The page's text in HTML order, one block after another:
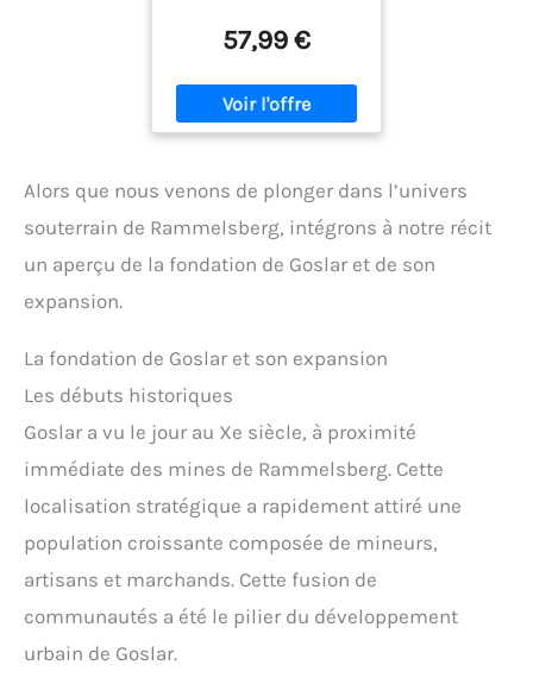
57,99 €
Alors que nous venons de plonger dans l’univers
souterrain de Rammelsberg, intégrons à notre récit
un aperçu de la fondation de Goslar et de son
expansion.
La fondation de Goslar et son expansion
Les débuts historiques
Goslar a vu le jour au Xe siècle, à proximité
immédiate des mines de Rammelsberg. Cette
localisation stratégique a rapidement attiré une
population croissante composée de mineurs,
artisans et marchands. Cette fusion de
communautés a été le pilier du développement
urbain de Goslar.